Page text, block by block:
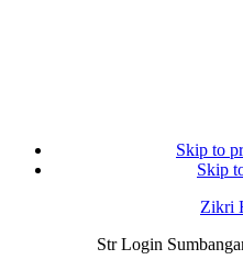
Skip to
Skip
Zikri
Str Login